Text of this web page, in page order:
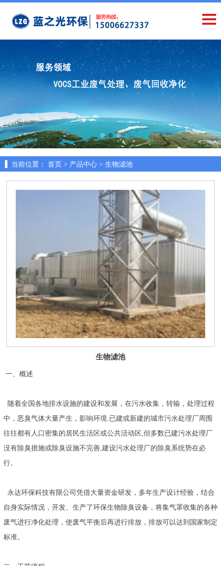
当前位置： 首页 > 产品中心 > 生物滤池
生物滤池
一、概述
随着全国各地排水设施的建设和发展，在污水收集，转输，处理过程
中，恶臭气体大量产生，影响环境.已建或新建的城市污水处理厂周围
往往都有人口密集的居民生活区或公共活动区,但多数已建污水处理厂
没有除臭措施或除臭设施不完善,建设污水处理厂的除臭系统势在必
行。
永达环保科技有限公司凭借大量资金研发，多年生产设计经验，结合
自身实际情况，开发、生产了环保生物除臭设备，将集气罩收集的各种
废气进行净化处理，使废气平衡后再进行排放，排放可以达到国家制定
标准。